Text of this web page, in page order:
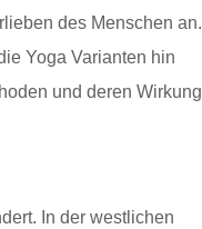
des Menschen an.
Yoga Varianten hin
und deren Wirkung
In der westlichen